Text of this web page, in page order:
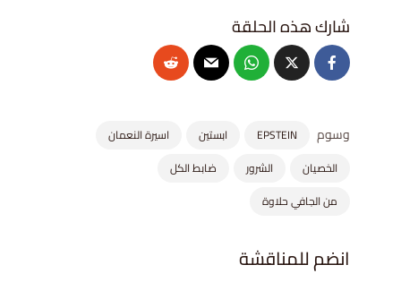
وسوم EPSTEIN ابستين
اسيرة النعمان
الخصيان
الشرور
ضابط الكل
من الجافي حلاوة
انضم للمناقشة